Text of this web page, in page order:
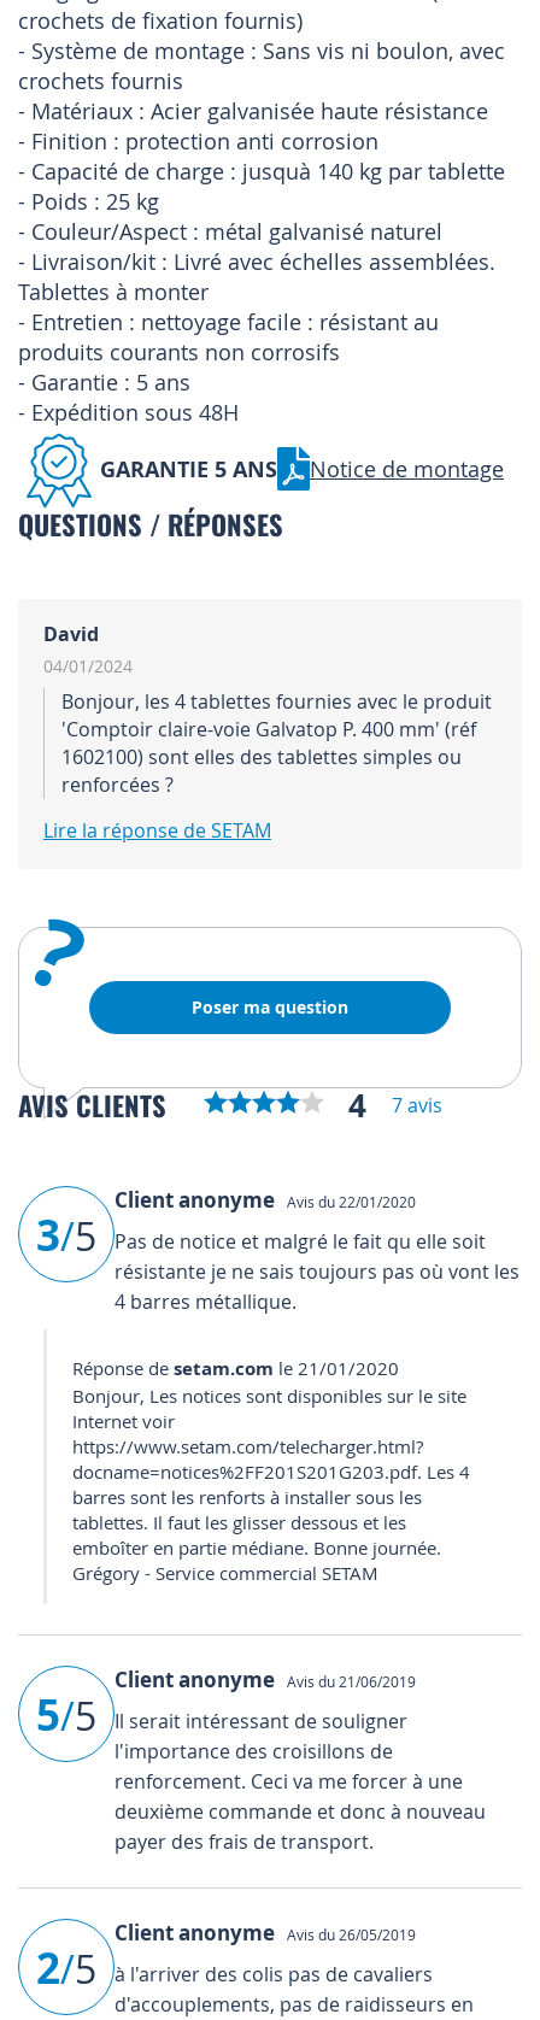
crochets de fixation fournis)
- Système de montage : Sans vis ni boulon, avec
crochets fournis
- Matériaux : Acier galvanisée haute résistance
- Finition : protection anti corrosion
- Capacité de charge : jusquà 140 kg par tablette
- Poids : 25 kg
- Couleur/Aspect : métal galvanisé naturel
- Livraison/kit : Livré avec échelles assemblées.
Tablettes à monter
- Entretien : nettoyage facile : résistant au
produits courants non corrosifs
- Garantie : 5 ans
- Expédition sous 48H
GARANTIE 5 ANS Notice de montage
QUESTIONS / RÉPONSES
David
04/01/2024
Bonjour, les 4 tablettes fournies avec le produit
'Comptoir claire-voie Galvatop P. 400 mm' (réf
1602100) sont elles des tablettes simples ou
renforcées ?
Lire la réponse de SETAM
? Poser ma question
AVIS CLIENTS 4 7 avis
3/5
Client anonyme Avis du 22/01/2020
Pas de notice et malgré le fait qu elle soit
résistante je ne sais toujours pas où vont les
4 barres métallique.
Réponse de setam.com le 21/01/2020
Bonjour, Les notices sont disponibles sur le site
Internet voir
https://www.setam.com/telecharger.html?
docname=notices%2FF201S201G203.pdf. Les 4
barres sont les renforts à installer sous les
tablettes. Il faut les glisser dessous et les
emboîter en partie médiane. Bonne journée.
Grégory - Service commercial SETAM
5/5
Client anonyme Avis du 21/06/2019
Il serait intéressant de souligner
l'importance des croisillons de
renforcement. Ceci va me forcer à une
deuxième commande et donc à nouveau
payer des frais de transport.
2/5
Client anonyme Avis du 26/05/2019
à l'arriver des colis pas de cavaliers
d'accouplements, pas de raidisseurs en